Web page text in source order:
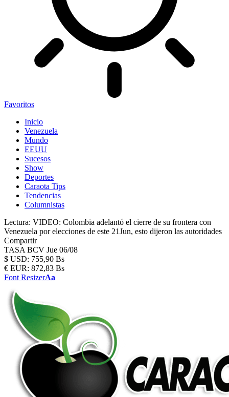
Favoritos
Inicio
Venezuela
Mundo
EEUU
Sucesos
Show
Deportes
Caraota Tips
Tendencias
Columnistas
Lectura: VIDEO: Colombia adelantó el cierre de su frontera con
Venezuela por elecciones de este 21Jun, esto dijeron las autoridades
Compartir
TASA BCV Jue 06/08
$ USD: 755,90 Bs
€ EUR: 872,83 Bs
Font ResizerAa